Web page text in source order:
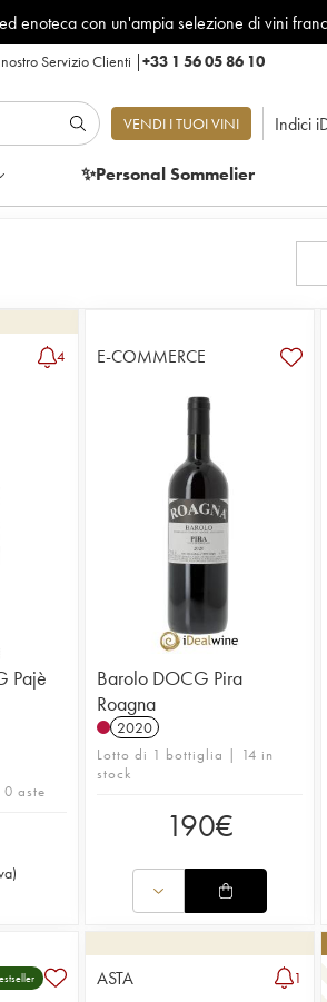
enoteca con un'ampia selezione di vini
Servizio Clienti |+33 1 56 05 86 10
VENDI I TUOI VINI Indici
✨Personal Sommelier
4
Pajè
aste
)
E-COMMERCE
Barolo DOCG Pira
Roagna
2020
Lotto di 1 bottiglia | 14 in
stock
190€
ASTA 1